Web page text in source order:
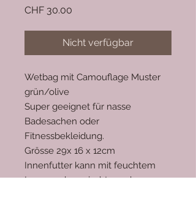
CHF 30.00
Nicht verfügbar
Wetbag mit Camouflage Muster
grün/olive
Super geeignet für nasse
Badesachen oder
Fitnessbekleidung.
Grösse 29x 16 x 12cm
Innenfutter kann mit feuchtem
Lappen abgewischt werden